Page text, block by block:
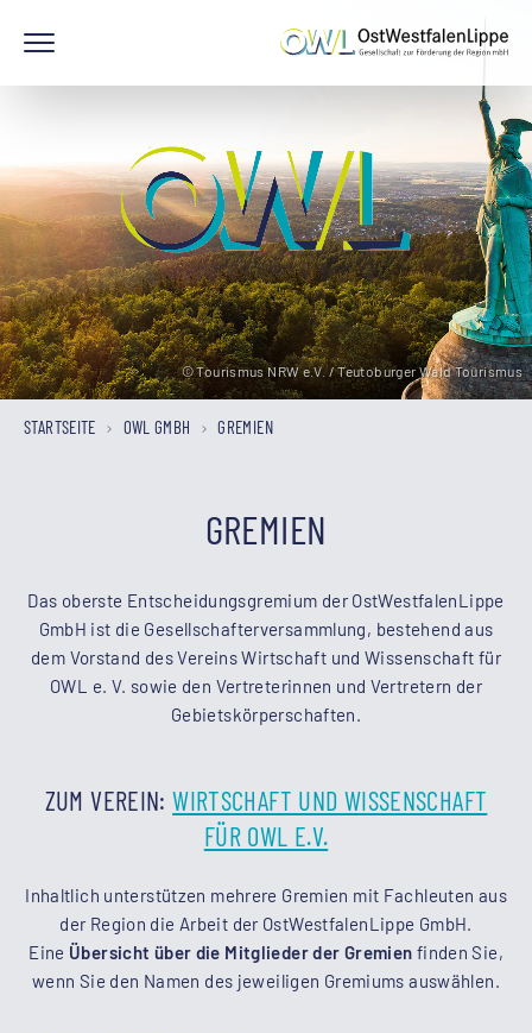
© Tourismus NRW e.V. / Teutoburger Wald Tourismus
STARTSEITE OWL GMBH GREMIEN
GREMIEN
Das oberste Entscheidungsgremium der OstWestfalenLippe
GmbH ist die Gesellschafterversammlung, bestehend aus
dem Vorstand des Vereins Wirtschaft und Wissenschaft für
OWL e. V. sowie den Vertreterinnen und Vertretern der
Gebietskörperschaften.
ZUM VEREIN:WIRTSCHAFT UND WISSENSCHAFT
FÜR OWL E.V.
Inhaltlich unterstützen mehrere Gremien mit Fachleuten aus
der Region die Arbeit der OstWestfalenLippe GmbH.
Eine Übersicht über die Mitglieder der Gremien finden Sie,
wenn Sie den Namen des jeweiligen Gremiums auswählen.